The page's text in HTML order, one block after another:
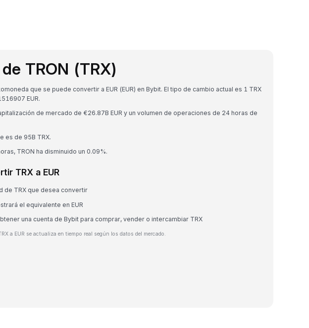
TRON (TRX)
que se puede convertir a EUR (EUR) en Bybit. El tipo de cambio actual es 1 TRX
EUR.
de mercado de €26.87B EUR y un volumen de operaciones de 24 horas de
es de 95B TRX.
TRON ha disminuido un 0.09%.
TRX a EUR
de TRX que desea convertir
el equivalente en EUR
una cuenta de Bybit para comprar, vender o intercambiar TRX
a EUR se actualiza en tiempo real según los datos del mercado.